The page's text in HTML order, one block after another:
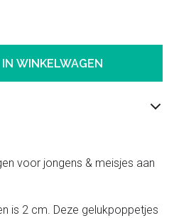
IN WINKELWAGEN
voor jongens & meisjes aan
is 2 cm. Deze gelukpoppetjes